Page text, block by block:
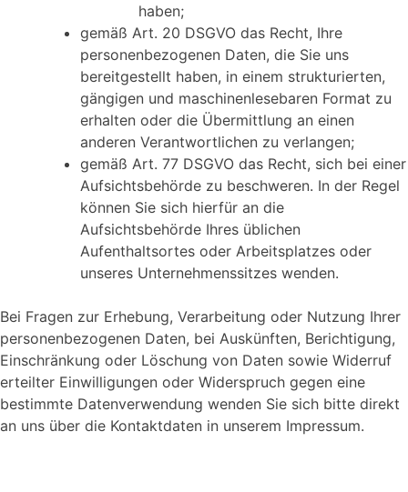
haben;
gemäß Art. 20 DSGVO das Recht, Ihre
personenbezogenen Daten, die Sie uns
bereitgestellt haben, in einem strukturierten,
gängigen und maschinenlesebaren Format zu
erhalten oder die Übermittlung an einen
anderen Verantwortlichen zu verlangen;
gemäß Art. 77 DSGVO das Recht, sich bei einer
Aufsichtsbehörde zu beschweren. In der Regel
können Sie sich hierfür an die
Aufsichtsbehörde Ihres üblichen
Aufenthaltsortes oder Arbeitsplatzes oder
unseres Unternehmenssitzes wenden.
Bei Fragen zur Erhebung, Verarbeitung oder Nutzung Ihrer
personenbezogenen Daten, bei Auskünften, Berichtigung,
Einschränkung oder Löschung von Daten sowie Widerruf
erteilter Einwilligungen oder Widerspruch gegen eine
bestimmte Datenverwendung wenden Sie sich bitte direkt
an uns über die Kontaktdaten in unserem Impressum.